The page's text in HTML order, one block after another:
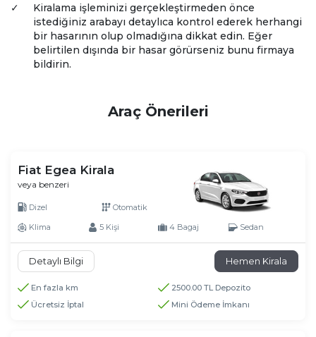
✓
Kiralama işleminizi gerçekleştirmeden önce
istediğiniz arabayı detaylıca kontrol ederek herhangi
bir hasarının olup olmadığına dikkat edin. Eğer
belirtilen dışında bir hasar görürseniz bunu firmaya
bildirin.
Araç Önerileri
Fiat Egea Kirala
veya benzeri
Dizel Otomatik
Klima 5 Kişi 4 Bagaj Sedan
Detaylı Bilgi Hemen Kirala
En fazla km
2500.00 TL Depozito
Ücretsiz İptal
Mini Ödeme İmkanı